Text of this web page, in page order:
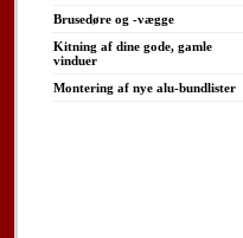
Brusedøre og -vægge
Kitning af dine gode, gamle
vinduer
Montering af nye alu-bundlister